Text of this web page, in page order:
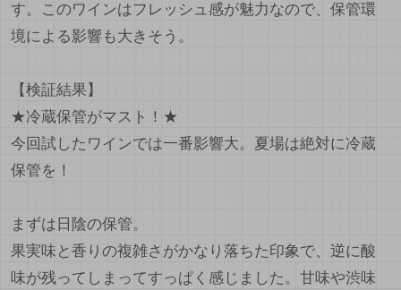
す。このワインはフレッシュ感が魅力なので、保管環
境による影響も大きそう。
【検証結果】
★冷蔵保管がマスト！★
今回試したワインでは一番影響大。夏場は絶対に冷蔵
保管を！
まずは日陰の保管。
果実味と香りの複雑さがかなり落ちた印象で、逆に酸
味が残ってしまってすっぱく感じました。甘味や渋味